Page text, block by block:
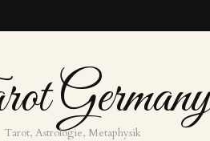
Tarot, Astrologie, Metaphysik